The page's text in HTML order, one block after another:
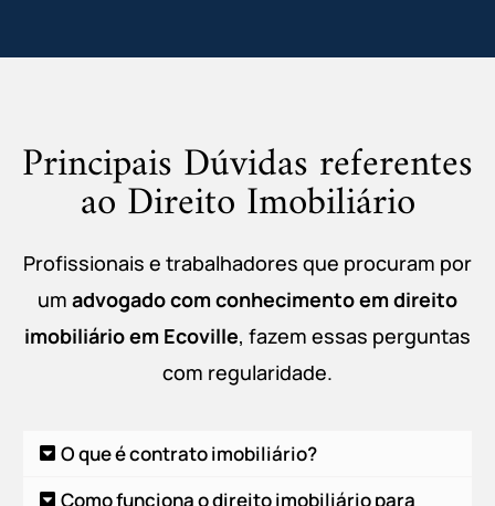
Principais Dúvidas referentes
ao Direito Imobiliário
Profissionais e trabalhadores que procuram por
um advogado com conhecimento emdireito
imobiliário em Ecoville, fazem essas perguntas
com regularidade.
O que é contrato imobiliário?
Como funciona o direito imobiliário para